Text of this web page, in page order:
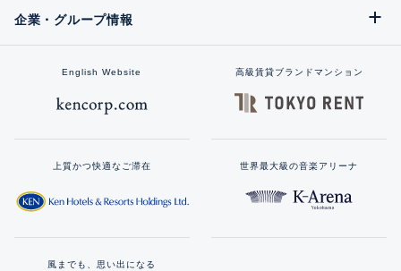
企業・グループ情報
English Website 高級賃貸ブランドマンション
上質かつ快適なご滞在 世界最大級の音楽アリーナ
風までも、思い出になる